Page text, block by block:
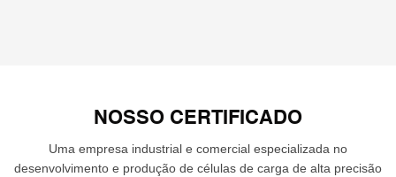
NOSSO CERTIFICADO
Uma empresa industrial e comercial especializada no
desenvolvimento e produção de células de carga de alta precisão